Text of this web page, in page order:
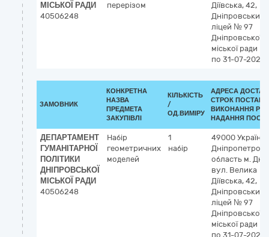
МІСЬКОЇ РАДИ
40506248
перерізом
Діївська, 42,
Дніпровський
ліцей № 97
Дніпровської
міської ради
по 31-07-2026
ЗАМОВНИК
КОНКРЕТНА
НАЗВА
ПРЕДМЕТА
ЗАКУПІВЛІ
КІЛЬКІСТЬ
/
ОД.ВИМІРУ
АДРЕСА
СТРОК
ВИКОНАННЯ
НАДАННЯ
ДЕПАРТАМЕНТ
ГУМАНІТАРНОЇ
ПОЛІТИКИ
ДНІПРОВСЬКОЇ
МІСЬКОЇ РАДИ
40506248
Набір
геометричних
моделей
1
набір
49000 Україна
область м.
вул. Велика
Діївська, 42,
Дніпровський
ліцей № 97
Дніпровської
міської ради
по 31-07-2026